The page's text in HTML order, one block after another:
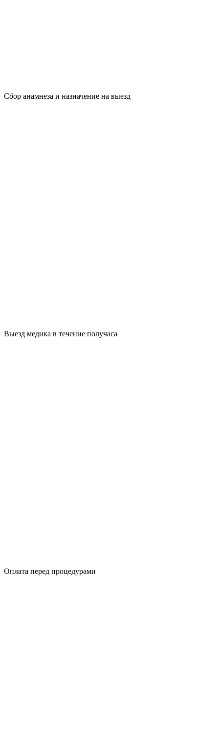
Сбор анамнеза и назначение на выезд
Выезд медика в течение получаса
Оплата перед процедурами